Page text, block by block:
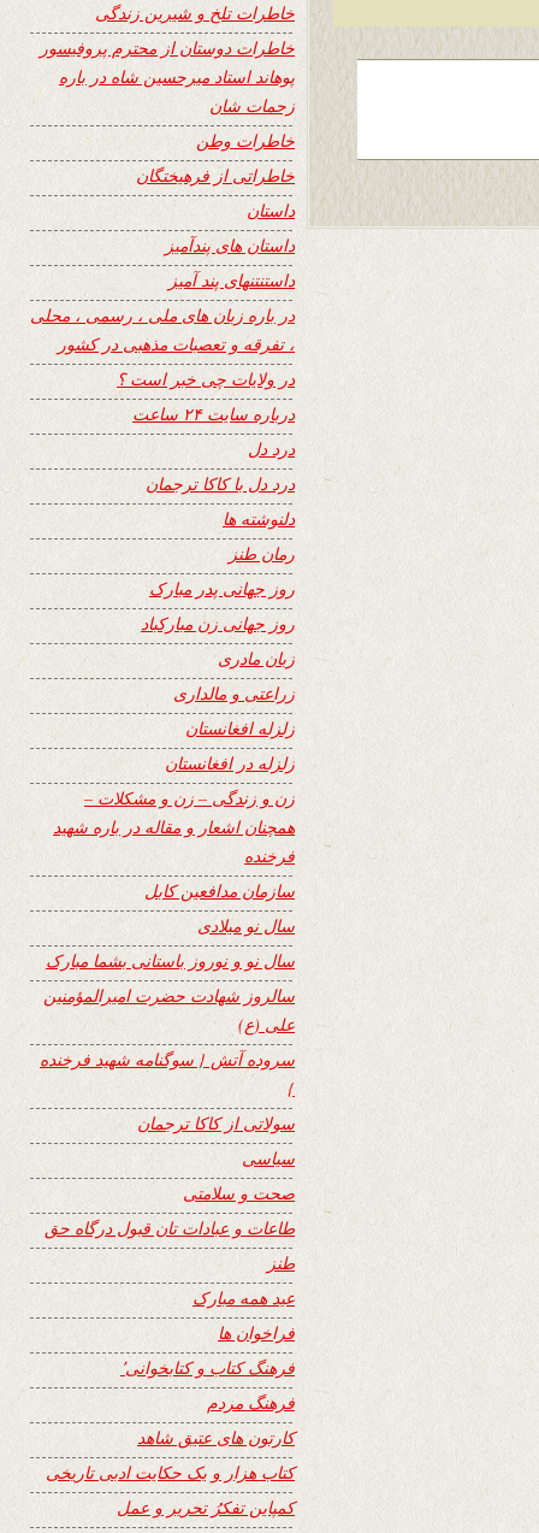
خاطرات تلخ و شیرین زندگی
خاطرات دوستان از محترم پروفیسور
پوهاند استاد میرحسین شاه در باره
زحمات شان
خاطرات وطن
خاطراتی از فرهیختگان
داستان
داستان های پندآمیز
داستنتنهای پند آمیز
در باره زبان های ملی ، رسمی ، محلی
، تفرقه و تعصبات مذهبی در کشور
در ولایات چی خبر است ؟
درباره سایت ۲۴ ساعت
درد دل
درد دل با کاکا ترجمان
دلنوشته ها
رمان طنز
روز جهانی پدر مبارک
روز جهانی زن مبارکباد
زبان مادری
زراعتی و مالداری
زلزله افغانستان
زلزله در افغانستان
زن و زندگی – زن و مشکلات –
همچنان اشعار و مقاله در باره شهید
فرخنده
سازمان مدافعین کابل
سال نو میلادی
سال نو و نوروز باستانی بشما مبارک
سالروز شهادت حضرت امیرالمؤمنین
علی (ع)
سروده آتش { سوگنامه شهید فرخنده
}
سولاتی از کاکا ترجمان
سیاسی
صحت و سلامتی
طاعات و عبادات تان قبول درگاه حق
طنز
عید همه مبارک
فراخوان ها
فرهنگ کتاب و کتابخوانی٬
فرهنگ مردم
کارتون های عتیق شاهد
کتاب هزار و یک حکایت ادبی تاریخی
کمپاین تفکرُ تحریر و عمل